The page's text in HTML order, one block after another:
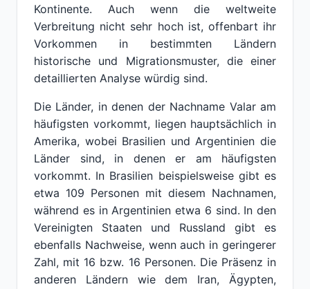
Kontinente. Auch wenn die weltweite
Verbreitung nicht sehr hoch ist, offenbart ihr
Vorkommen in bestimmten Ländern
historische und Migrationsmuster, die einer
detaillierten Analyse würdig sind.
Die Länder, in denen der Nachname Valar am
häufigsten vorkommt, liegen hauptsächlich in
Amerika, wobei Brasilien und Argentinien die
Länder sind, in denen er am häufigsten
vorkommt. In Brasilien beispielsweise gibt es
etwa 109 Personen mit diesem Nachnamen,
während es in Argentinien etwa 6 sind. In den
Vereinigten Staaten und Russland gibt es
ebenfalls Nachweise, wenn auch in geringerer
Zahl, mit 16 bzw. 16 Personen. Die Präsenz in
anderen Ländern wie dem Iran, Ägypten,